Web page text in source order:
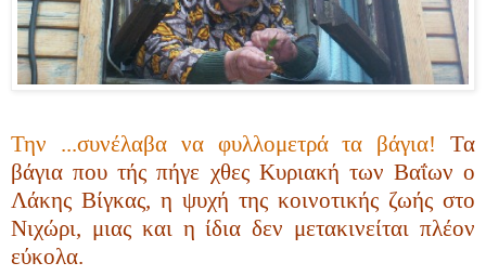
Την ...συνέλαβα να φυλλομετρά τα βάγια! Τα
βάγια που τής πήγε χθες Κυριακή των Βαΐων ο
Λάκης Βίγκας, η ψυχή της κοινοτικής ζωής στο
Νιχώρι, μιας και η ίδια δεν μετακινείται πλέον
εύκολα.